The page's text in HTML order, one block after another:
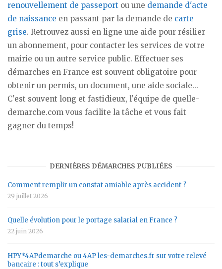
renouvellement de passeport ou une demande d'acte
de naissance en passant par la demande de carte
grise. Retrouvez aussi en ligne une aide pour résilier
un abonnement, pour contacter les services de votre
mairie ou un autre service public. Effectuer ses
démarches en France est souvent obligatoire pour
obtenir un permis, un document, une aide sociale...
C'est souvent long et fastidieux, l'équipe de quelle-
demarche.com vous facilite la tâche et vous fait
gagner du temps!
DERNIÈRES DÉMARCHES PUBLIÉES
Comment remplir un constat amiable après accident ?
29 juillet 2026
Quelle évolution pour le portage salarial en France ?
22 juin 2026
HPY*4APdemarche ou 4AP les-demarches.fr sur votre relevé
bancaire : tout s’explique